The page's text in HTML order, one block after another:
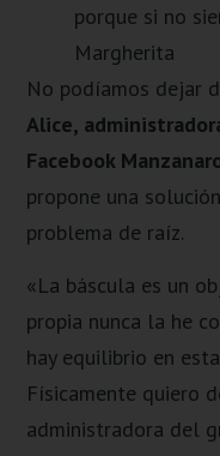
porque si no
Margherita
No podíamos dejar
Alice,
Facebook
propone una
problema de raíz.
«La báscula es un
propia nunca la he
hay equilibrio en
Físicamente quiero
administradora del